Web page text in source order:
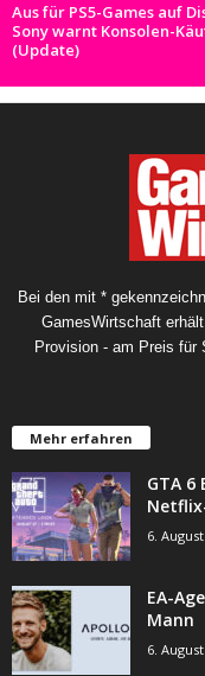
Aus für PS5-Games auf
Sony warnt Konsolen-
(Update)
Bei den mit *
GamesWirtschaft
Provision - am Preis für
Mehr erfahren
GTA
6.
EA-
Mann
6.